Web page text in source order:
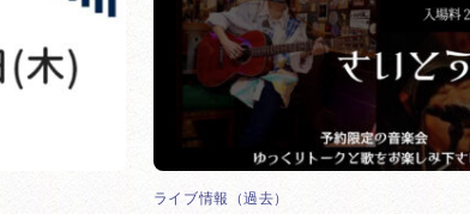
ライブ情報（過去）